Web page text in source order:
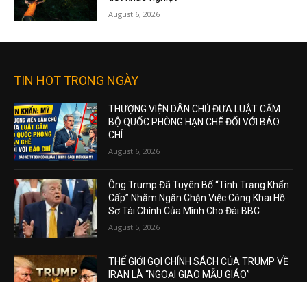
August 6, 2026
TIN HOT TRONG NGÀY
THƯỢNG VIỆN DÂN CHỦ ĐƯA LUẬT CẤM
BỘ QUỐC PHÒNG HẠN CHẾ ĐỐI VỚI BÁO
CHÍ
August 6, 2026
Ông Trump Đã Tuyên Bố “Tình Trạng Khẩn
Cấp” Nhằm Ngăn Chặn Việc Công Khai Hồ
Sơ Tài Chính Của Mình Cho Đài BBC
August 5, 2026
THẾ GIỚI GỌI CHÍNH SÁCH CỦA TRUMP VỀ
IRAN LÀ “NGOẠI GIAO MẪU GIÁO”